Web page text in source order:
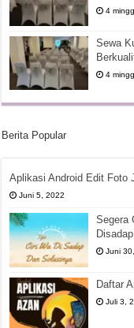
4
Sewa
4
Berita Popular
Aplikasi Android Edit Foto
Juni 5, 2022
Segera
Juni
Daftar
Juli 3,